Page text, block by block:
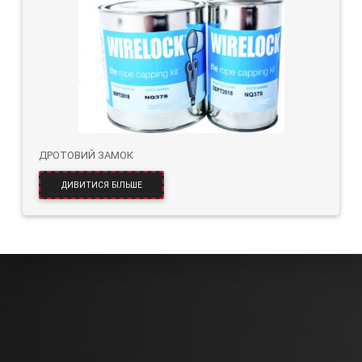
ДРОТОВИЙ ЗАМОК
ДИВИТИСЯ БІЛЬШЕ